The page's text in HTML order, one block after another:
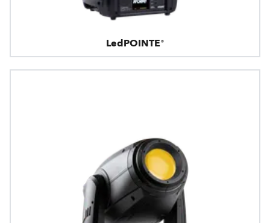
LedPOINTE®